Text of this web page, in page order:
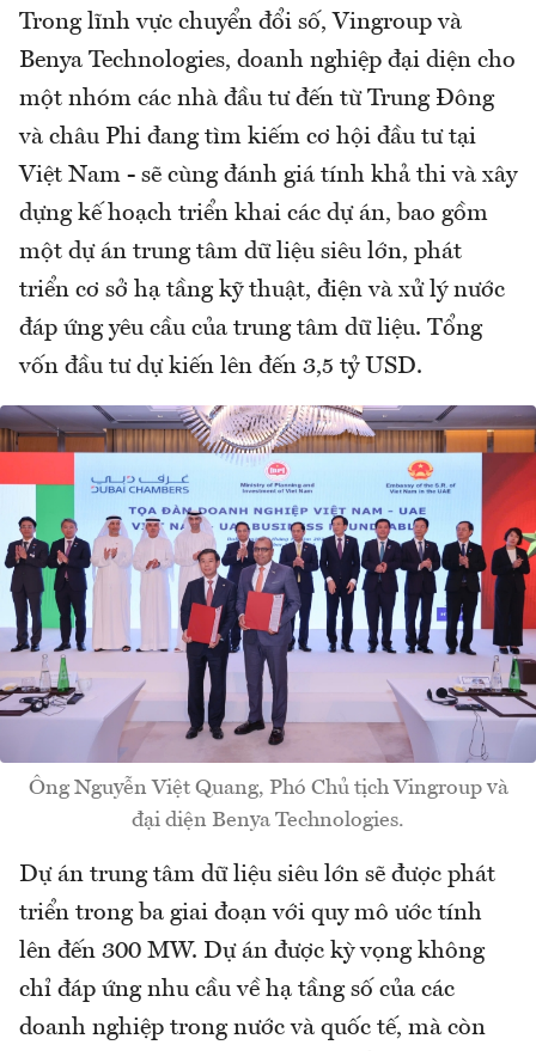
Trong lĩnh vực chuyển đổi số, Vingroup và
Benya Technologies, doanh nghiệp đại diện cho
một nhóm các nhà đầu tư đến từ Trung Đông
và châu Phi đang tìm kiếm cơ hội đầu tư tại
Việt Nam - sẽ cùng đánh giá tính khả thi và xây
dựng kế hoạch triển khai các dự án, bao gồm
một dự án trung tâm dữ liệu siêu lớn, phát
triển cơ sở hạ tầng kỹ thuật, điện và xử lý nước
đáp ứng yêu cầu của trung tâm dữ liệu. Tổng
vốn đầu tư dự kiến lên đến 3,5 tỷ USD.
Ông Nguyễn Việt Quang, Phó Chủ tịch Vingroup và
đại diện Benya Technologies.
Dự án trung tâm dữ liệu siêu lớn sẽ được phát
triển trong ba giai đoạn với quy mô ước tính
lên đến 300 MW. Dự án được kỳ vọng không
chỉ đáp ứng nhu cầu về hạ tầng số của các
doanh nghiệp trong nước và quốc tế, mà còn